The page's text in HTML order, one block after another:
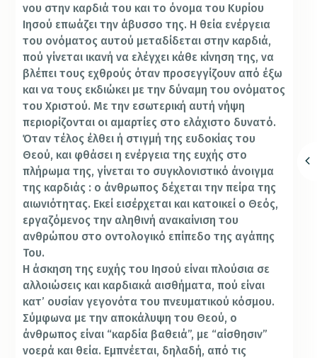
νου στην καρδιά του και το όνομα του Κυρίου
Ιησού επωάζει την άβυσσο της. Η θεία ενέργεια
του ονόματος αυτού μεταδίδεται στην καρδιά,
πού γίνεται ικανή να ελέγχει κάθε κίνηση της, να
βλέπει τους εχθρούς όταν προσεγγίζουν από έξω
και να τους εκδιώκει με την δύναμη του ονόματος
του Χριστού. Με την εσωτερική αυτή νήψη
περιορίζονται οι αμαρτίες στο ελάχιστο δυνατό.
Όταν τέλος έλθει ή στιγμή της ευδοκίας του
Θεού, και φθάσει η ενέργεια της ευχής στο
πλήρωμα της, γίνεται το συγκλονιστικό άνοιγμα
της καρδιάς : ο άνθρωπος δέχεται την πείρα της
αιωνιότητας. Εκεί εισέρχεται και κατοικεί ο Θεός,
εργαζόμενος την αληθινή ανακαίνιση του
ανθρώπου στο οντολογικό επίπεδο της αγάπης
Του.
Η άσκηση της ευχής του Ιησού είναι πλούσια σε
αλλοιώσεις και καρδιακά αισθήματα, πού είναι
κατ’ ουσίαν γεγονότα του πνευματικού κόσμου.
Σύμφωνα με την αποκάλυψη του Θεού, ο
άνθρωπος είναι “καρδία βαθειά”, με “αίσθησιν”
νοερά και θεία. Εμπνέεται, δηλαδή, από τις